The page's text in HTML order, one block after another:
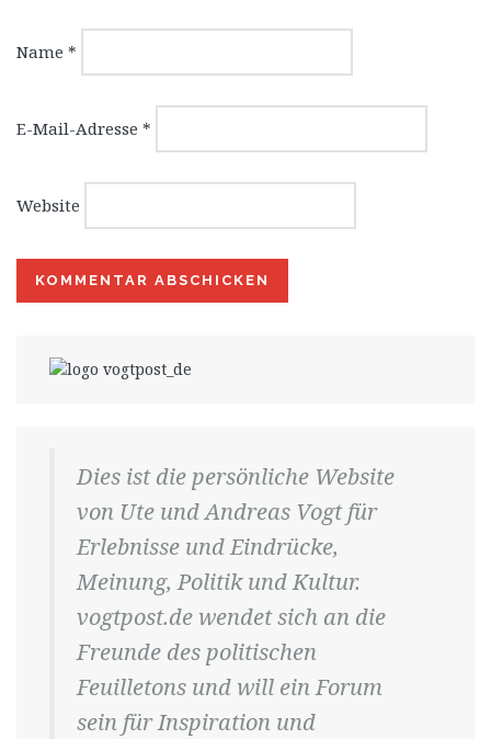
Name *
E-Mail-Adresse *
Website
Dies ist die persönliche Website
von Ute und Andreas Vogt für
Erlebnisse und Eindrücke,
Meinung, Politik und Kultur.
vogtpost.de wendet sich an die
Freunde des politischen
Feuilletons und will ein Forum
sein für Inspiration und